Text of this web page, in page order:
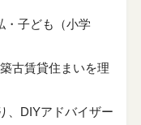
・子ども（小学
古賃貸住まいを理
、DIYアドバイザー